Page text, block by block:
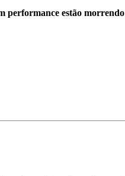
performance estão